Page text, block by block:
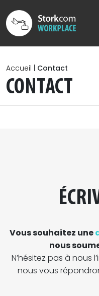
Accueil Contact
CONTACT
Vous souhaitez une
nous
N’hésitez pas à nous
nous vous